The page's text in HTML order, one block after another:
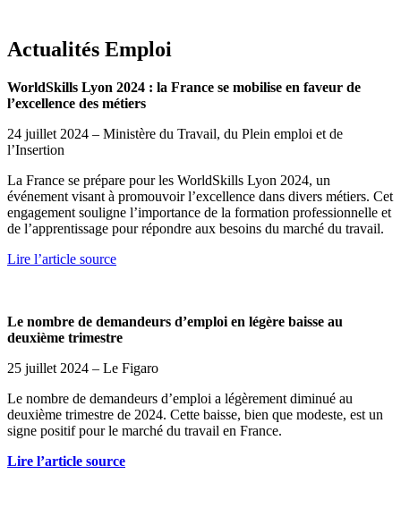
Actualités Emploi
WorldSkills Lyon 2024 : la France se mobilise en faveur de
l’excellence des métiers
24 juillet 2024 – Ministère du Travail, du Plein emploi et de
l’Insertion
La France se prépare pour les WorldSkills Lyon 2024, un
événement visant à promouvoir l’excellence dans divers métiers. Cet
engagement souligne l’importance de la formation professionnelle et
de l’apprentissage pour répondre aux besoins du marché du travail.
Lire l’article source
Le nombre de demandeurs d’emploi en légère baisse au
deuxième trimestre
25 juillet 2024 – Le Figaro
Le nombre de demandeurs d’emploi a légèrement diminué au
deuxième trimestre de 2024. Cette baisse, bien que modeste, est un
signe positif pour le marché du travail en France.
Lire l’article source